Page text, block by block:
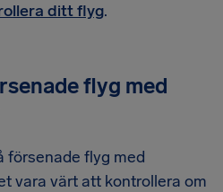
ditt flyg.
flyg med
försenade flyg med
vara värt att kontrollera om